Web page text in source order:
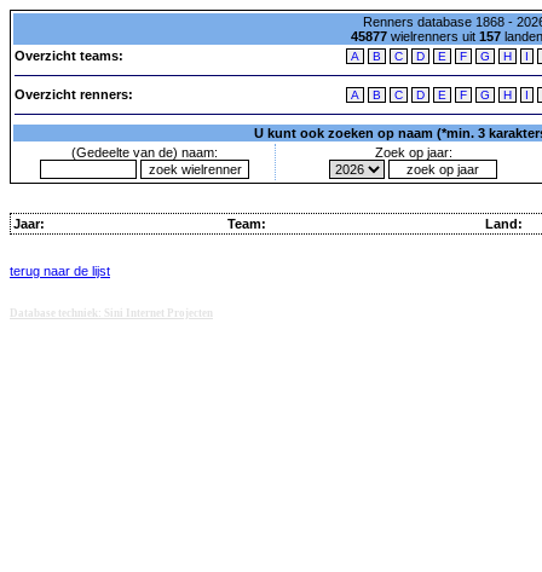
Renners database 1868 -
45877wielrenners uit 157
Overzicht teams:
A B C D E F G H I
Overzicht renners: A B C D E F G H I
U kunt ook zoeken op naam (*min. 3
(Gedeelte van de) naam:
Zoek op jaar:
Jaar: Team: Land:
terug naar de lijst
Database techniek: Sini Internet Projecten